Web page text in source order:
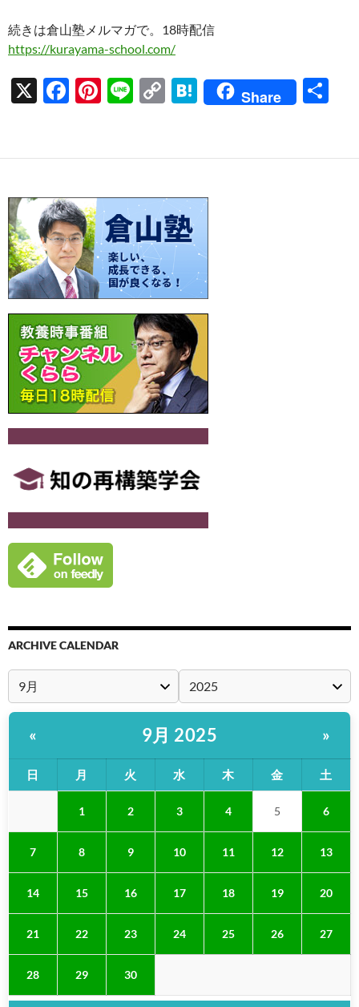
続きは倉山塾メルマガで。18時配信
https://kurayama-school.com/
X
F
b
o
o
k
Pi
es
t
Li
C
y
Li
n
k
H
n
a
Share
ARCHIVE CALENDAR
« 9月 2025 »
日 月 火 水 木 金 土
1 2 3 4 5 6
7 8 9 10 11 12 13
14 15 16 17 18 19 20
21 22 23 24 25 26 27
28 29 30